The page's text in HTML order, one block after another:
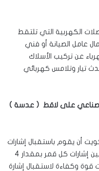
الكهربية التي تلتقط
عامل الصيانة أو فني
عن تركيب الأسلاك
تيار وتلامس كهربائي
على لاقط ( عدسة )
أن يقوم باستقبال إشارات
بث أربع أقمار صناعية على أن يفصل بين إشارات كل قمر بمقدار 4
قوة وكفاءة لاستقبال إشارة